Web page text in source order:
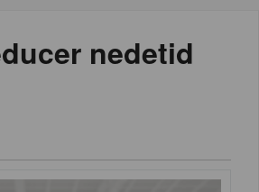
nedetid